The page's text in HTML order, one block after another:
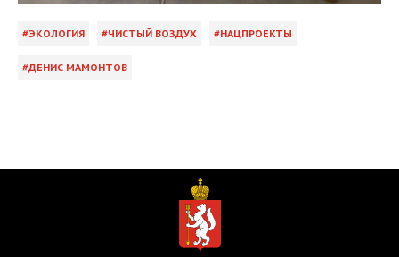
ЭКОЛОГИЯ ЧИСТЫЙ ВОЗДУХ НАЦПРОЕКТЫ
ДЕНИС МАМОНТОВ